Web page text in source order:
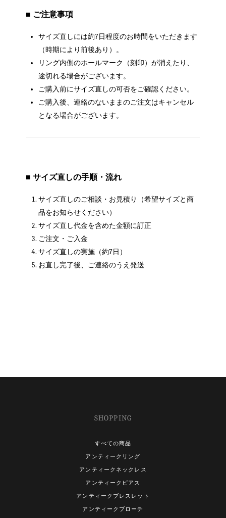
■ ご注意事項
サイズ直しには約7日程度のお時間をいただきます
（時期により前後あり）。
リング内側のホールマーク（刻印）が消えたり、
途切れる場合がございます。
ご購入前にサイズ直しの可否をご確認ください。
ご購入後、連絡のないままのご注文はキャンセル
となる場合がございます。
■ サイズ直しの手順・流れ
サイズ直しのご相談・お見積り（希望サイズと商
品をお知らせください）
サイズ直し代金を含めた金額に訂正
ご注文・ご入金
サイズ直しの実施（約7日）
お直し完了後、ご連絡のうえ発送
SHOPPING
すべての商品
アンティークリング
アンティークネックレス
アンティークピアス
アンティークブレスレット
アンティークブローチ